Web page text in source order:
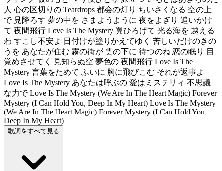
人 心の区切りの Teardrops 都会の灯り ちいさくなる 空の上
で 見降ろす 夢の中を さまようように 夜をよぎり 追いかけ
て 夜間飛行 Love Is The Mystery 翼ひろげて 光る海を 越える
わ すこし不安よ 日付けが塗りかえてゆく 苦しいだけのきの
うを あなたが住む 霧の街が 雲の下に 待つのね 恋の眠り 目
覚めさせてく 見知らぬ空 夢色の 夜間飛行 Love Is The
Mystery 言葉をためて ふいに 胸に飛びこむ それが返事よ
Love Is The Mystery あなたは呼ぶの 愛はミステリィ 不思議
な力で Love Is The Mystery (We Are In The Heart Magic) Forever
Mystery (I Can Hold You, Deep In My Heart) Love Is The Mystery
(We Are In The Heart Magic) Forever Mystery (I Can Hold You,
Deep In My Heart)
歌詞をすべて見る